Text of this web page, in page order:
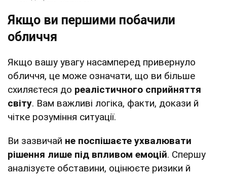
Якщо ви першими побачили
обличчя
Якщо вашу увагу насамперед привернуло
обличчя, це може означати, що ви більше
схиляєтеся до реалістичного сприйняття
світу. Вам важливі логіка, факти, докази й
чітке розуміння ситуації.
Ви зазвичай не поспішаєте ухвалювати
рішення лише під впливом емоцій. Спершу
аналізуєте обставини, оцінюєте ризики й